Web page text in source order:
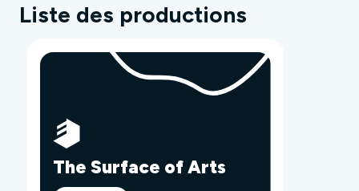
Liste des productions
The Surface of Arts